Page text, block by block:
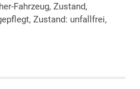
Fahrzeug, Zustand,
Zustand: unfallfrei,
drucken